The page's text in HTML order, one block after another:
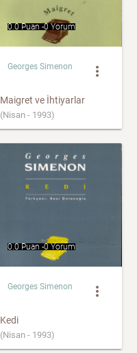
0.0 Puan -0 Yorum
Georges Simenon more_vert
Maigret ve İhtiyarlar
(Nisan - 1993)
0.0 Puan -0 Yorum
Georges Simenon more_vert
Kedi
(Nisan - 1993)